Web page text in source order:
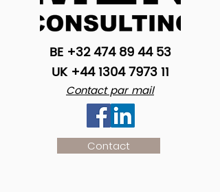
BE +32 474 89 44 53
UK +44 1304 7973 11
Contact par mail
Contact